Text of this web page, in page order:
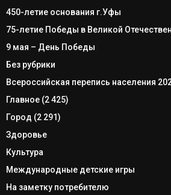
450-летие основания г.Уфы
75-летие Победы в Великой
9 мая – День Победы
Без рубрики
Всероссийская перепись населения
Главное (2 425)
Город (2 291)
Здоровье
Культура
Международные детские игры
На заметку потребителю